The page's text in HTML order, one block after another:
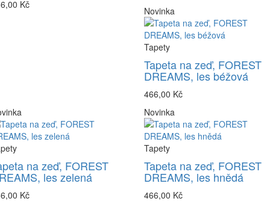
Kč
Novinka
Tapety
Tapeta na zeď, FOREST
DREAMS, les béžová
466,00 Kč
na zeď, FOREST
les zelená
Kč
Novinka
Tapety
Tapeta na zeď, FOREST
DREAMS, les hnědá
466,00 Kč